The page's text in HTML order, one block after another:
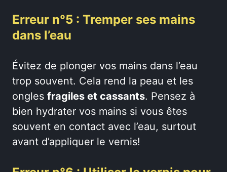
Erreur n°5 : Tremper ses mains
dans l’eau
Évitez de plonger vos mains dans l’eau
trop souvent. Cela rend la peau et les
ongles fragiles et cassants. Pensez à
bien hydrater vos mains si vous êtes
souvent en contact avec l’eau, surtout
avant d’appliquer le vernis!